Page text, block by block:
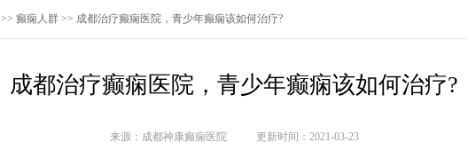
>> 癫痫人群 >> 成都治疗癫痫医院，青少年癫痫该如何治疗?
成都治疗癫痫医院，青少年癫痫该如何治疗?
来源：成都神康癫痫医院 更新时间：2021-03-23